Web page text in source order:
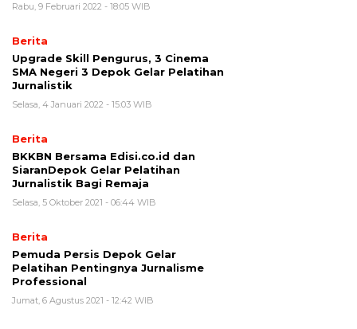
Rabu, 9 Februari 2022 - 18:05 WIB
Berita
Upgrade Skill Pengurus, 3 Cinema
SMA Negeri 3 Depok Gelar Pelatihan
Jurnalistik
Selasa, 4 Januari 2022 - 15:03 WIB
Berita
BKKBN Bersama Edisi.co.id dan
SiaranDepok Gelar Pelatihan
Jurnalistik Bagi Remaja
Selasa, 5 Oktober 2021 - 06:44 WIB
Berita
Pemuda Persis Depok Gelar
Pelatihan Pentingnya Jurnalisme
Professional
Jumat, 6 Agustus 2021 - 12:42 WIB